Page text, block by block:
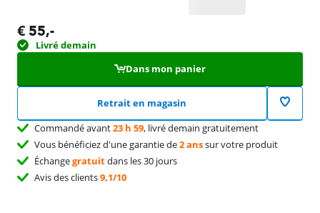
€ 55,-
Livré demain
Dans mon panier
Retrait en magasin
Commandé avant23 h 59, livré demain gratuitement
Vous bénéficiez d'une garantie de2 anssur votre produit
Échangegratuitdans les 30 jours
Avis des clients9,1/10